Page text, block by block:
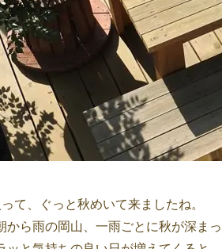
て、ぐっと秋めいて来ましたね。
から雨の岡山、一雨ごとに秋が深ま